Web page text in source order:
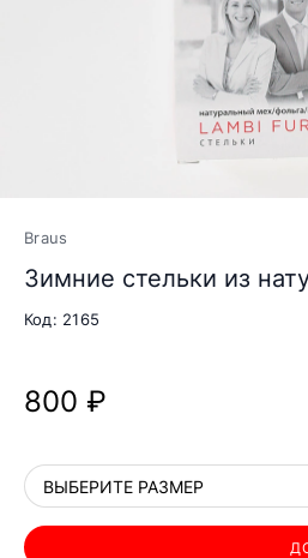
Braus
Зимние стельки из
Код: 2165
800 ₽
ВЫБЕРИТЕ РАЗМЕР